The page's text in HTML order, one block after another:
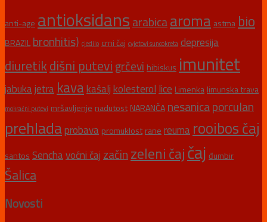
anti-age antioksidans arabicaaroma astma bio
BRAZIL bronhitis) cjedilo crni čaj cvjetovi suncokreta depresija
diuretikdišni putevi grčevi hibiskus imunitet
jabukajetra kavakašaljkolesterol lice Limenka limunska trava
mokraćni putevi mršavljenje nadutost NARANČA nesanicaporculan
prehladaprobava promuklost rane reuma rooibos čaj
santos Senchavoćni čaj začin zeleni čajčaj đumbir
Šalica
Novosti